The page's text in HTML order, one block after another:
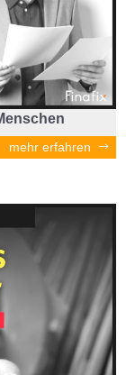
mehr erfahren